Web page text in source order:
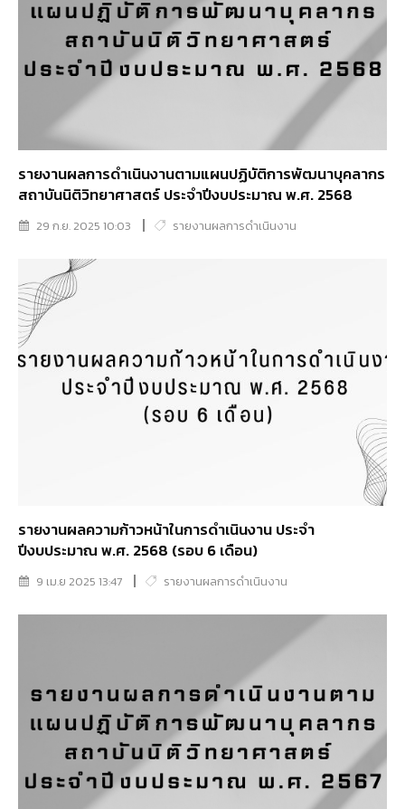
รายงานผลการดำเนินงานตามแผนปฏิบัติการพัฒนาบุคลากร
สถาบันนิติวิทยาศาสตร์ ประจำปีงบประมาณ พ.ศ. 2568
29 ก.ย. 2025 10:03 รายงานผลการดำเนินงาน
รายงานผลความก้าวหน้าในการดำเนินงาน ประจำ
ปีงบประมาณ พ.ศ. 2568 (รอบ 6 เดือน)
9 เม.ย 2025 13:47 รายงานผลการดำเนินงาน